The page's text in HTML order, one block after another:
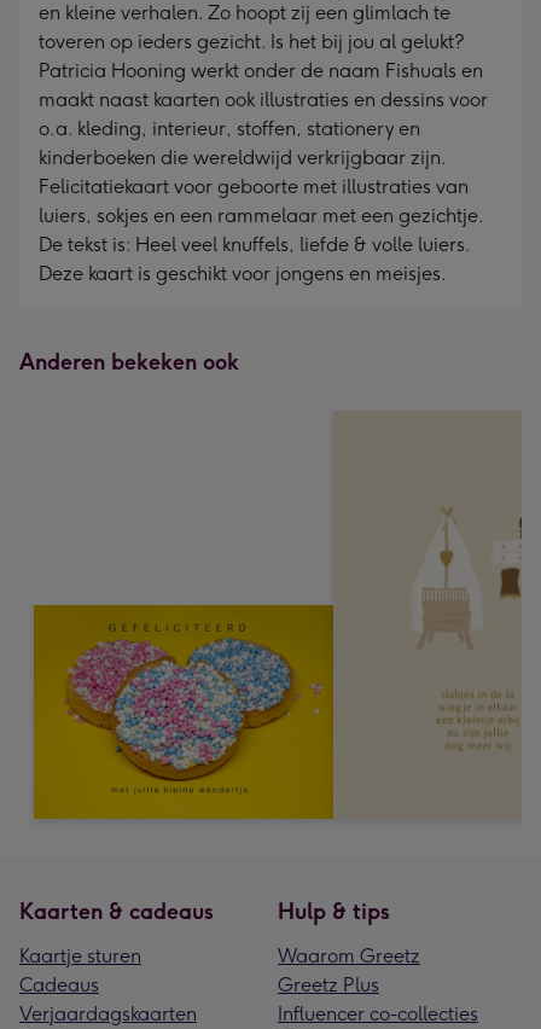
166
mm
en kleine verhalen. Zo hoopt zij een glimlach te
toveren op ieders gezicht. Is het bij jou al gelukt?
Patricia Hooning werkt onder de naam Fishuals en
maakt naast kaarten ook illustraties en dessins voor
o.a. kleding, interieur, stoffen, stationery en
kinderboeken die wereldwijd verkrijgbaar zijn.
Felicitatiekaart voor geboorte met illustraties van
luiers, sokjes en een rammelaar met een gezichtje.
De tekst is: Heel veel knuffels, liefde & volle luiers.
Deze kaart is geschikt voor jongens en meisjes.
Anderen bekeken ook
Kaarten & cadeaus
Kaartje sturen
Cadeaus
Verjaardagskaarten
Hulp & tips
Waarom Greetz
Greetz Plus
Influencer co-collecties